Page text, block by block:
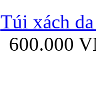
Ốp lưng silicon
Túi xách
600.000